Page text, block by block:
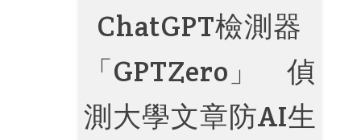
ChatGPT檢測器
「GPTZero」 偵
測大學文章防AI生